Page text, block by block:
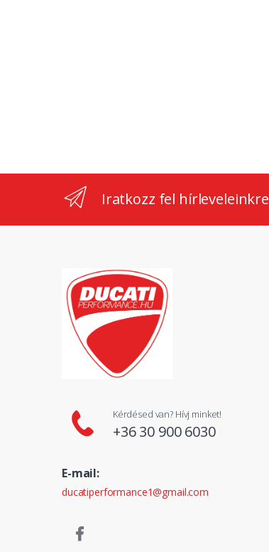
Iratkozz fel hírleveleinkre
Kérdésed van? Hívj minket!
+36 30 900 6030
E-mail:
ducatiperformance1@gmail.com